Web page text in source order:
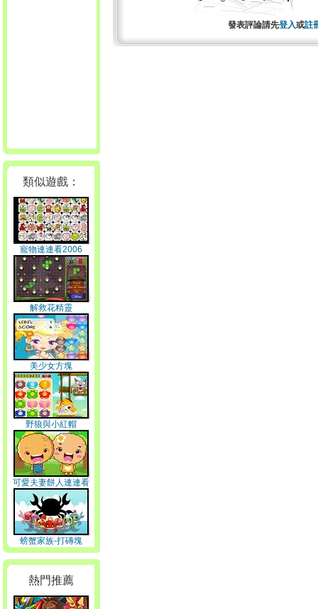
類似遊戲：
寵物連連看2006
解救花精靈
美少女方塊
野狼與小紅帽
可愛夫妻餅人連連看
螃蟹家族-打磚塊
熱門推薦
發表評論請先登入或註